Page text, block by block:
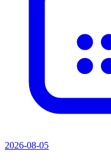
2026-08-05